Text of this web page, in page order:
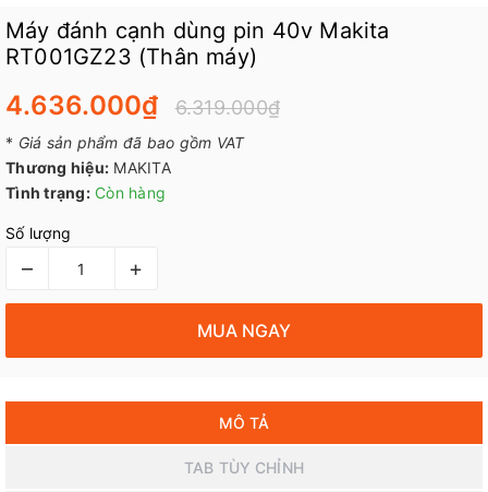
Máy đánh cạnh dùng pin 40v Makita
RT001GZ23 (Thân máy)
4.636.000₫ 6.319.000₫
* Giá sản phẩm đã bao gồm VAT
Thương hiệu: MAKITA
Tình trạng: Còn hàng
Số lượng
– +
MUA NGAY
MÔ TẢ
TAB TÙY CHỈNH